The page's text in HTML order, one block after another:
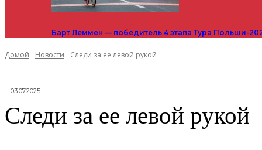
Барт Леммен — победитель 4 этапа Тура Польши-
Домой Новости Следи за ее левой рукой
03.07.2025
Следи за ее левой рукой